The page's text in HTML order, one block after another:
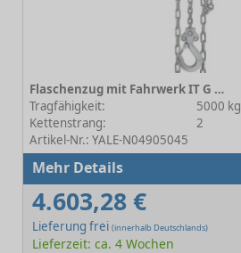
Flaschenzug mit Fahrwerk IT G ATEX 5000 A Haspelfahrwerk
Tragfähigkeit:
5000 kg
Kettenstrang:
2
Artikel-Nr.: YALE-N04905045
Mehr Details
4.603,28 €
Lieferung frei (innerhalb Deutschlands)
Lieferzeit: ca. 4 Wochen